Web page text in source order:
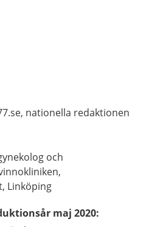
nationella redaktionen
och
Linköping
maj 2020: